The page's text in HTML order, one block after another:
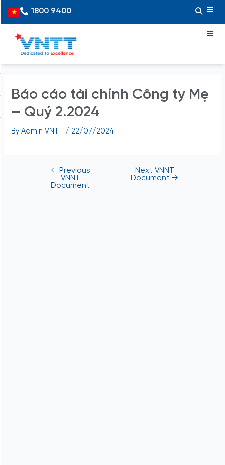
content
Vietnamese
1800 9400
Báo cáo tài chính Công ty Mẹ
– Quý 2.2024
ByAdmin VNTT / 22/07/2024
navigation
← Previous
VNNT
Document
Next VNNT
Document →